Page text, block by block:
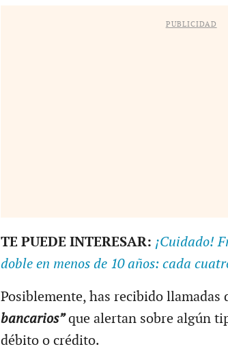
PUBLICIDAD
TE PUEDE INTERESAR: ¡Cuidado!
doble en menos de 10 años: cada
Posiblemente, has recibido llamadas
bancarios”que alertan sobre algún
débito o crédito.